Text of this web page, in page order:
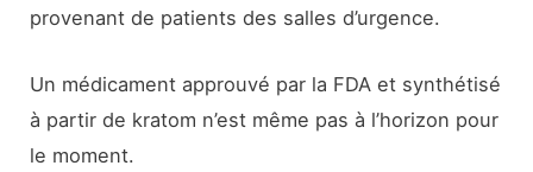
provenant de patients des salles d’urgence.
Un médicament approuvé par la FDA et synthétisé
à partir de kratom n’est même pas à l’horizon pour
le moment.